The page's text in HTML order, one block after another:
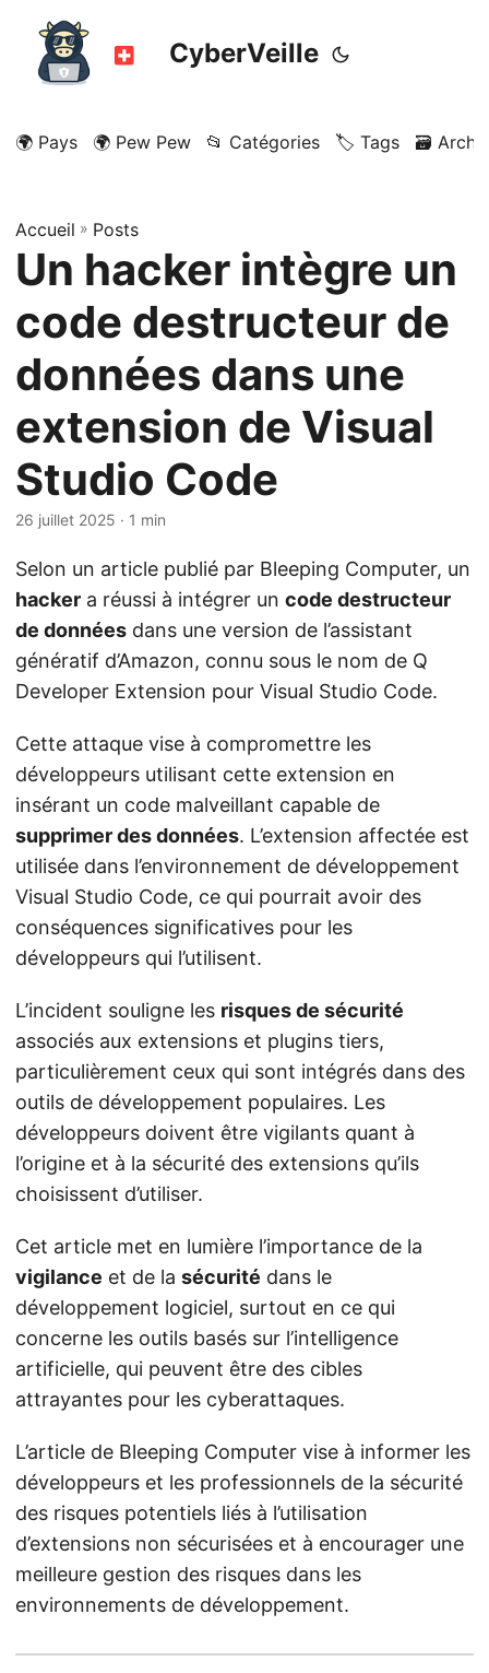
CyberVeille
🌍 Pays 🌍 Pew Pew 📂 Catégories 🏷️ Tags 🗃️
Accueil » Posts
Un hacker intègre un
code destructeur de
données dans une
extension de Visual
Studio Code
26 juillet 2025 · 1 min
Selon un article publié par Bleeping Computer, un
hacker a réussi à intégrer un code destructeur
de données dans une version de l’assistant
génératif d’Amazon, connu sous le nom de Q
Developer Extension pour Visual Studio Code.
Cette attaque vise à compromettre les
développeurs utilisant cette extension en
insérant un code malveillant capable de
supprimer des données. L’extension affectée est
utilisée dans l’environnement de développement
Visual Studio Code, ce qui pourrait avoir des
conséquences significatives pour les
développeurs qui l’utilisent.
L’incident souligne les risques de sécurité
associés aux extensions et plugins tiers,
particulièrement ceux qui sont intégrés dans des
outils de développement populaires. Les
développeurs doivent être vigilants quant à
l’origine et à la sécurité des extensions qu’ils
choisissent d’utiliser.
Cet article met en lumière l’importance de la
vigilance et de la sécurité dans le
développement logiciel, surtout en ce qui
concerne les outils basés sur l’intelligence
artificielle, qui peuvent être des cibles
attrayantes pour les cyberattaques.
L’article de Bleeping Computer vise à informer les
développeurs et les professionnels de la sécurité
des risques potentiels liés à l’utilisation
d’extensions non sécurisées et à encourager une
meilleure gestion des risques dans les
environnements de développement.